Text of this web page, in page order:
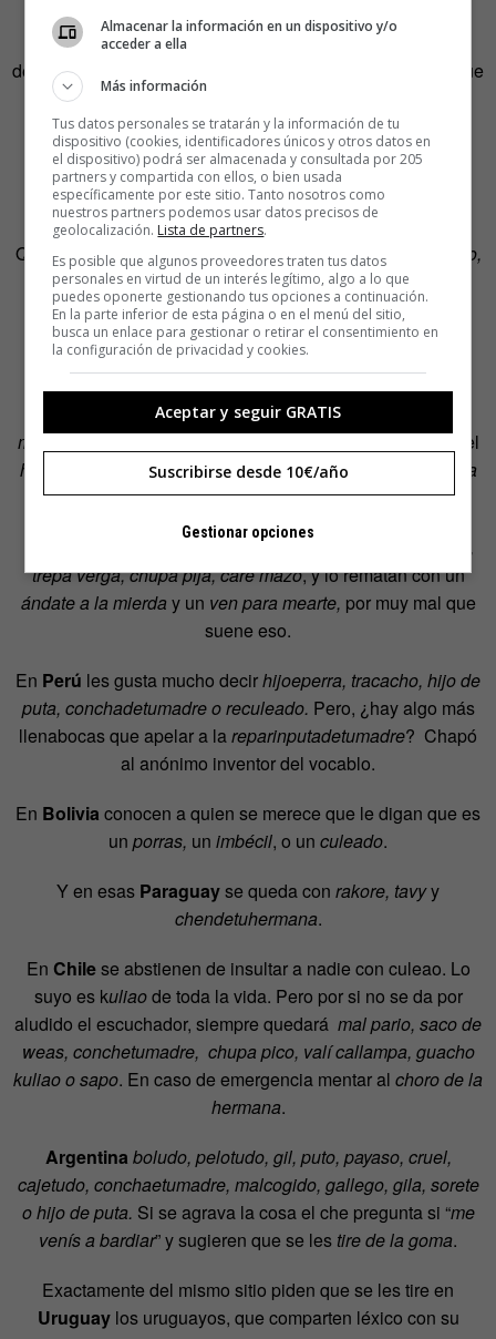
Y enRepública Dominicana achinca,
palomo, mama
ñema, mamasijalla, ahuevao o asomago
bastará para
defenderse. Utilice
para indicar a su a interpelado que
es un tipo poco agraciado si ve que se le queda corto el
elenco.
¿Alguien cree que losSudamericanostienen pelos en la
lengua? Error quien piense eso.
Que enVenezuelase injurian conhuevón, malparío, pajúo,
ladilla, ijuemadre, ijueputa, maldito, coñoetumadre,
mamahuevo, marico, becerro, ahuevoniado, venado,
malcogido o cachapera.
Pues enColombiaantes de llegar a las manos se dicen
gonorrea, care verga, care pito, chupamedias, gazofia,
malparido, perchanta, carachimba o soplacondón. Hasta el
hijoeputa
lo multiplican endoblehijueputay
triplehijueputa
para que el adversario haga las cuentas.
cara de mierda, cabrón, reconcha tu madre,
trepa verga, chupa pija, care mazo, y lo rematan con un
ándate a la mierda y un ven para mearte, por muy mal que
suene eso.
En Perú les gusta mucho decirhijoeperra, tracacho, hijo de
puta, conchadetumadre o reculeado. Pero, ¿hay algo más
llenabocas que apelar a lareparinputadetumadre? Chapó
al anónimo inventor del vocablo.
En Bolivia conocen a quien se merece que le digan que es
un porras, un imbécil, o un culeado.
Y en esas Paraguayse queda con rakore, tavyy
chendetuhermana.
En Chilese abstienen de insultar a nadie con culeao. Lo
suyo es kuliaode toda la vida. Pero por si no se da por
aludido el escuchador, siempre quedará mal pario, saco de
weas, conchetumadre, chupa pico, valí callampa, guacho
kuliao o sapo. En caso de emergencia mentar al choro de la
hermana.
Argentina boludo, pelotudo, gil, puto, payaso, cruel,
cajetudo, conchaetumadre, malcogido, gallego, gila, sorete
o hijo de puta. Si se agrava la cosa el che pregunta si “me
venís a bardiar” y sugieren que se les tire de la goma.
Exactamente del mismo sitio piden que se les tire en
Uruguay los uruguayos, que comparten léxico con su
Almacenar la información en un dispositivo y/o
acceder a ella
Más información
Tus datos personales se tratarán y la información de tu
dispositivo (cookies, identificadores únicos y otros datos en
el dispositivo) podrá ser almacenada y consultada por 205
partners y compartida con ellos, o bien usada
específicamente por este sitio. Tanto nosotros como
nuestros partners podemos usar datos precisos de
geolocalización. Lista de partners.
Es posible que algunos proveedores traten tus datos
personales en virtud de un interés legítimo, algo a lo que
puedes oponerte gestionando tus opciones a continuación.
En la parte inferior de esta página o en el menú del sitio,
busca un enlace para gestionar o retirar el consentimiento en
la configuración de privacidad y cookies.
Aceptar y seguir GRATIS
Suscribirse desde 10€/año
Gestionar opciones